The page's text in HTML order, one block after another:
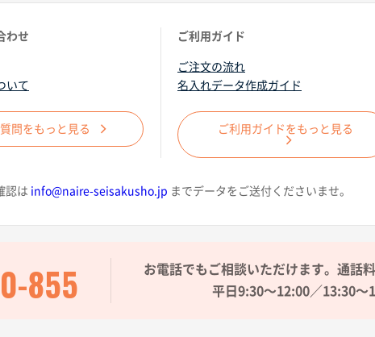
わせ
いて
問をもっと見る
ご利用ガイド
ご注文の流れ
名入れデータ作成ガイド
ご利用ガイドをもっと見る
認は info@naire-seisakusho.jp までデータをご送付くださいませ。
855
お電話でもご相談いただけます。通話
平日9:30〜12:00／13:30〜